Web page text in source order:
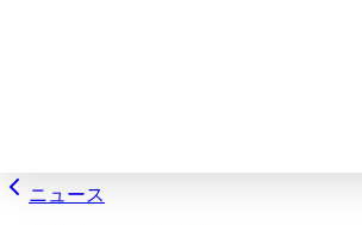
ニュース